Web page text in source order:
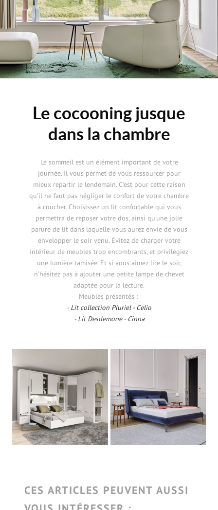
Le cocooning jusque
dans la chambre
Le sommeil est un élément important de votre
journée. Il vous permet de vous ressourcer pour
mieux repartir le lendemain. C'est pour cette raison
qu'il ne faut pas négliger le confort de votre chambre
à coucher. Choisissez un lit confortable qui vous
permettra de reposer votre dos, ainsi qu'une jolie
parure de lit dans laquelle vous aurez envie de vous
envelopper le soir venu. Évitez de charger votre
intérieur de meubles trop encombrants, et privilégiez
une lumière tamisée. Et si vous aimez lire le soir,
n'hésitez pas à ajouter une petite lampe de chevet
adaptée pour la lecture.
Meubles présentés :
- Lit collection Pluriel - Celio
- Lit Desdemone - Cinna
CES ARTICLES PEUVENT AUSSI